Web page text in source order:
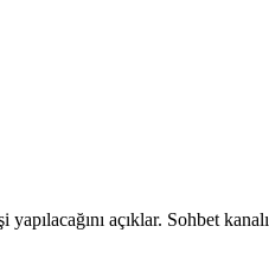
açıklar. Sohbet